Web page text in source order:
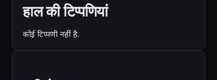
हाल की टिप्पणियां
कोई टिप्पणी नहीं है.